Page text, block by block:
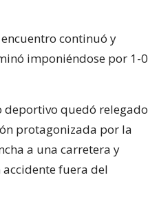
continuó y
imponiéndose por 1-0
deportivo quedó relegado
protagonizada por la
a una carretera y
fuera del